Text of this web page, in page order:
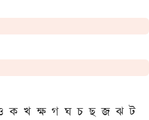
ক খ ক্ষ গ ঘ চ ছ জ ঝ ট